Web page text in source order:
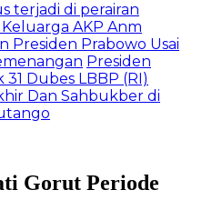
terjadi di perairan
AKP Anm
Presiden Prabowo Usai
Presiden
Dubes LBBP (RI)
Dan Sahbukber di
Gorut Periode